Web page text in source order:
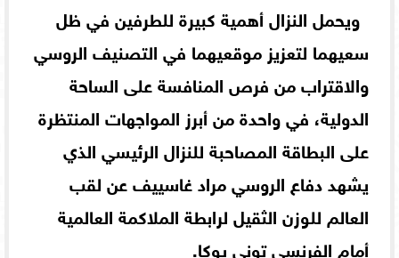
ويحمل النزال أهمية كبيرة للطرفين في ظل
سعيهما لتعزيز موقعيهما في التصنيف الروسي
والاقتراب من فرص المنافسة على الساحة
الدولية، في واحدة من أبرز المواجهات المنتظرة
على البطاقة المصاحبة للنزال الرئيسي الذي
يشهد دفاع الروسي مراد غاسييف عن لقب
العالم للوزن الثقيل لرابطة الملاكمة العالمية
أمام الفرنسي توني يوكا.